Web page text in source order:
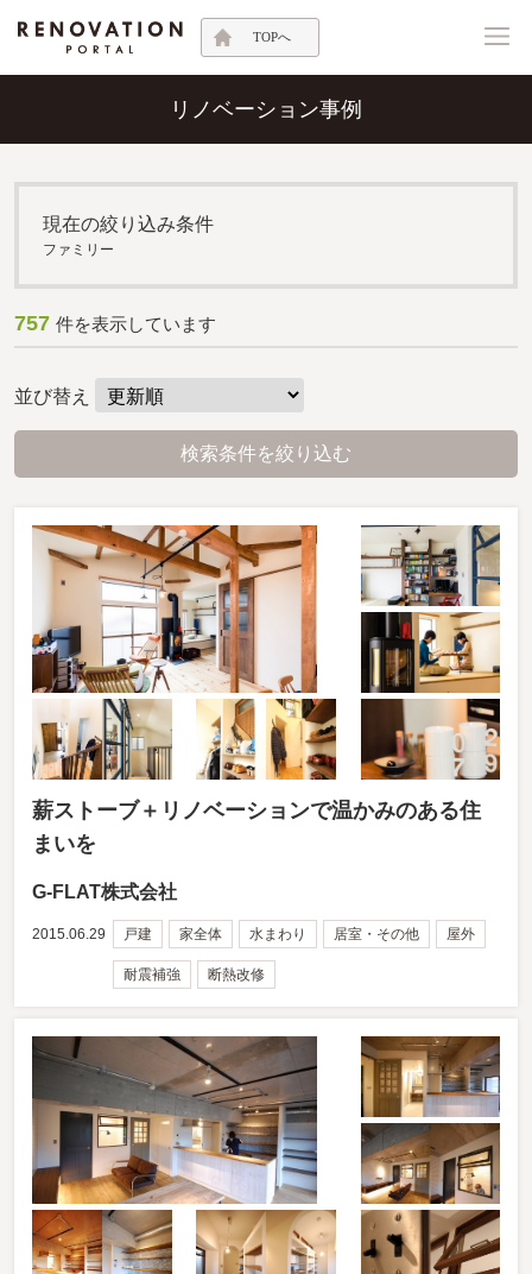
TOPへ
リノベーション事例
現在の絞り込み条件
ファミリー
757 件を表示しています
並び替え
検索条件を絞り込む
薪ストーブ＋リノベーションで温かみのある住
まいを
G-FLAT株式会社
2015.06.29 戸建 家全体 水まわり 居室・その他 屋外
耐震補強 断熱改修